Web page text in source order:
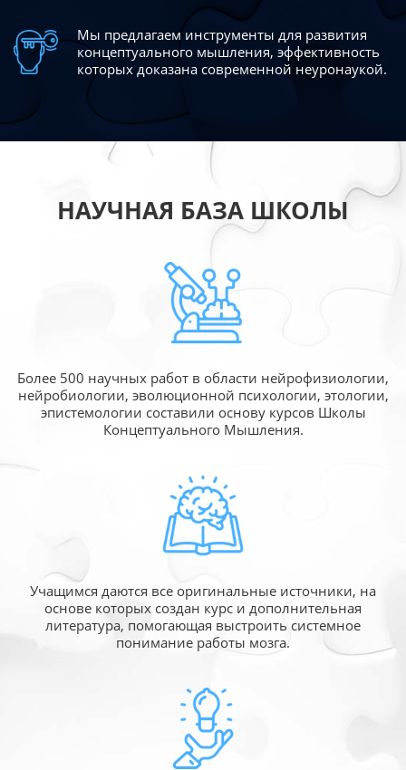
Мы предлагаем инструменты для развития
концептуального мышления, эффективность
которых доказана современной неуронаукой.
НАУЧНАЯ БАЗА ШКОЛЫ
Более 500 научных работ в области нейрофизиологии,
нейробиологии, эволюционной психологии, этологии,
эпистемологии составили основу курсов Школы
Концептуального Мышления.
Учащимся даются все оригинальные источники, на
основе которых создан курс и дополнительная
литература, помогающая выстроить системное
понимание работы мозга.